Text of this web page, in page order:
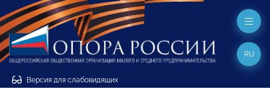
Версия для слабовидящих
RU